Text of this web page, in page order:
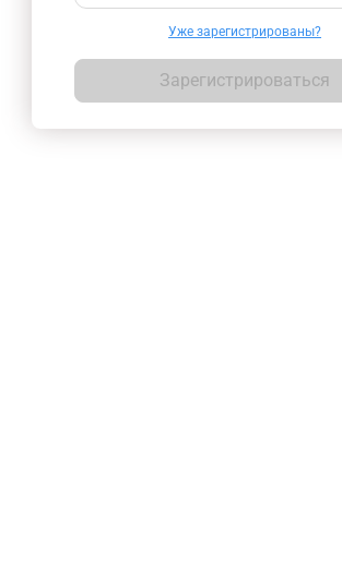
Уже зарегистрированы?
Зарегистрироваться